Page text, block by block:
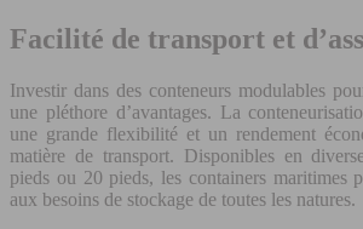
Facilité de transport et
Investir dans des conteneurs modulables
une pléthore d’avantages. La
une grande flexibilité et un rendement
matière de transport. Disponibles en
pieds ou 20 pieds, les containers maritimes
aux besoins de stockage de toutes les natures.